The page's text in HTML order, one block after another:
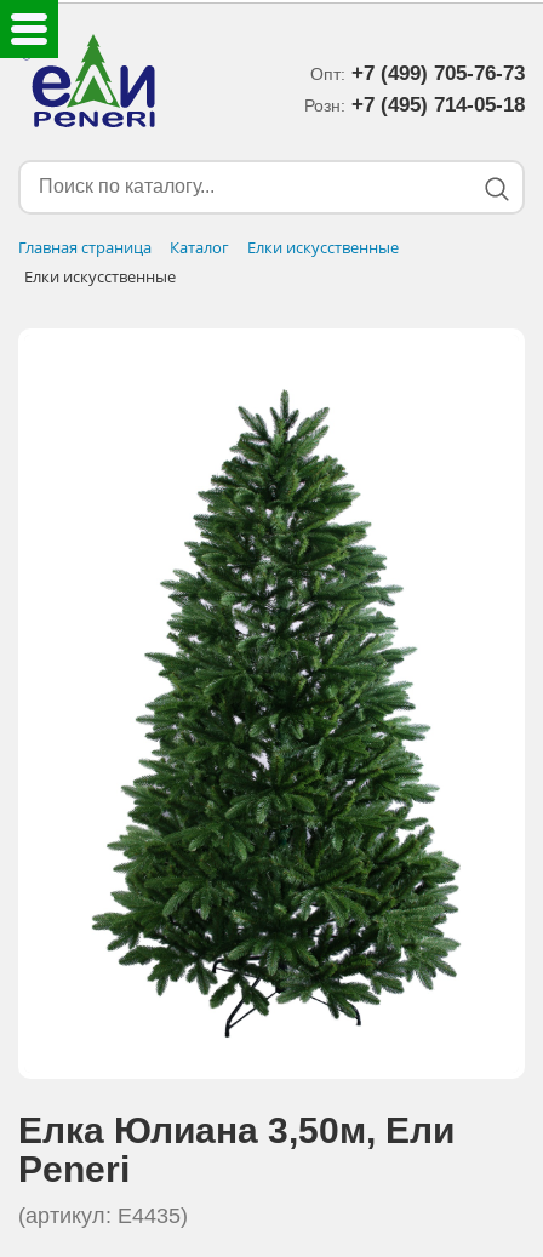
Опт: +7 (499) 705-76-73
Розн: +7 (495) 714-05-18‬
Главная страница Каталог
Елки искусственные
Елки искусственные
Елка Юлиана 3,50м, Eли
Peneri
(артикул: Е4435)
ЕЛКИ ИСКУССТВЕННЫЕ
ЕЛОЧНЫЕ УКРАШЕНИЯ
НОВОГОДНИЙ ДЕКОР
АКЦИИ И ПОДАРКИ
ПАРТНЕРАМ
КОНТАКТЫ
СЕРТИФИКАТЫ
ВАКАНСИИ